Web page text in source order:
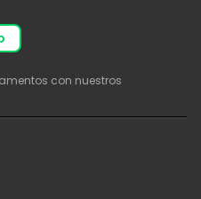
con nuestros